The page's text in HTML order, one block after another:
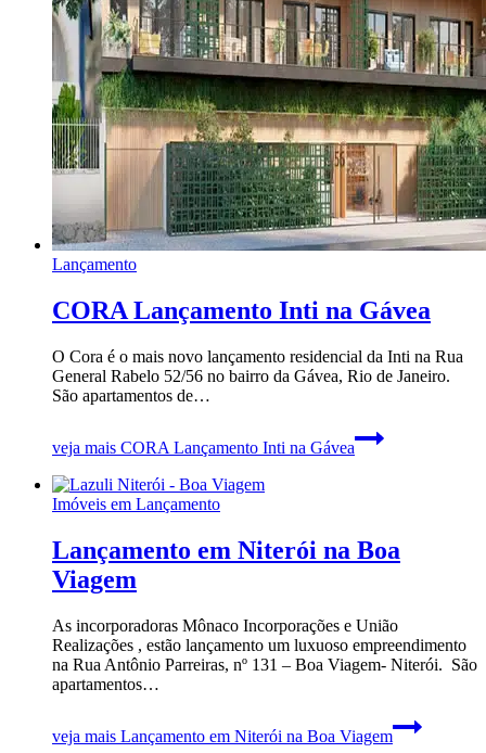
Lançamento
CORA Lançamento Inti na Gávea
O Cora é o mais novo lançamento residencial da Inti na Rua
General Rabelo 52/56 no bairro da Gávea, Rio de Janeiro.
São apartamentos de…
veja mais CORA Lançamento Inti na Gávea
Imóveis em Lançamento
Lançamento em Niterói na Boa
Viagem
As incorporadoras Mônaco Incorporações e União
Realizações , estão lançamento um luxuoso empreendimento
na Rua Antônio Parreiras, nº 131 – Boa Viagem- Niterói. São
apartamentos…
veja mais Lançamento em Niterói na Boa Viagem